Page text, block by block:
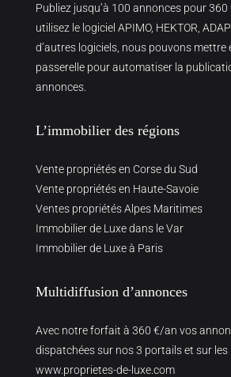
Publiez jusqu’à 100 annonces pour
utilisez le logiciel APIMO, HEKTOR,
d’autres logiciels, nous pouvons mettre
passerelle pour automatiser la
annonces.
L’immobilier des régions
Vente propriétés en Corse du Sud
Vente propriétés en Haute-Savoie
Ventes propriétés Alpes Maritimes
Immobilier de Luxe dans le Var
Immobilier de Luxe à Paris
Multidiffusion d’annonces
Avec notre forfait à 360 €/an vos
dispatchées sur nos 3 portails et sur les
www.proprietes-de-luxe.com